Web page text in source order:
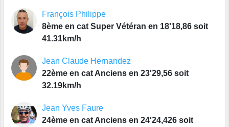
François Philippe
8ème en cat Super Vétéran en 18'18,86 soit
41.31km/h
Jean Claude Hernandez
22ème en cat Anciens en 23'29,56 soit
32.19km/h
Jean Yves Faure
24ème en cat Anciens en 24'24,426 soit